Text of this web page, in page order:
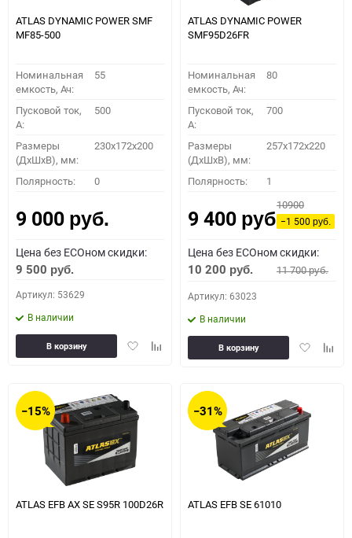
ATLAS DYNAMIC POWER SMF
MF85-500
Номинальная
емкость, Ач:
55
Пусковой ток,
A:
500
Размеры
(ДхШхВ), мм:
230x172x200
Полярность: 0
9 000 руб.
Цена без ECOном скидки:
9 500 руб.
Артикул: 53629
В наличии
ДобавитьДобавить
В корзину
ATLAS DYNAMIC POWER
SMF95D26FR
Номинальная
емкость, Ач:
80
Пусковой ток,
A:
700
Размеры
(ДхШхВ), мм:
257x172x220
Полярность: 1
9 400 руб.
10900
−1 500руб.
Цена без ECOном скидки:
10 200 руб. 11 700руб.
Артикул: 63023
В наличии
Добавить
В корзину
−15%
ATLAS EFB AX SE S95R 100D26R
−31%
ATLAS EFB SE 61010